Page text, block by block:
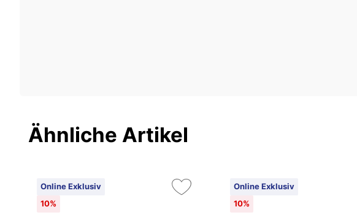
Ähnliche Artikel
Online Exklusiv
10%
Online Exklusiv
10%